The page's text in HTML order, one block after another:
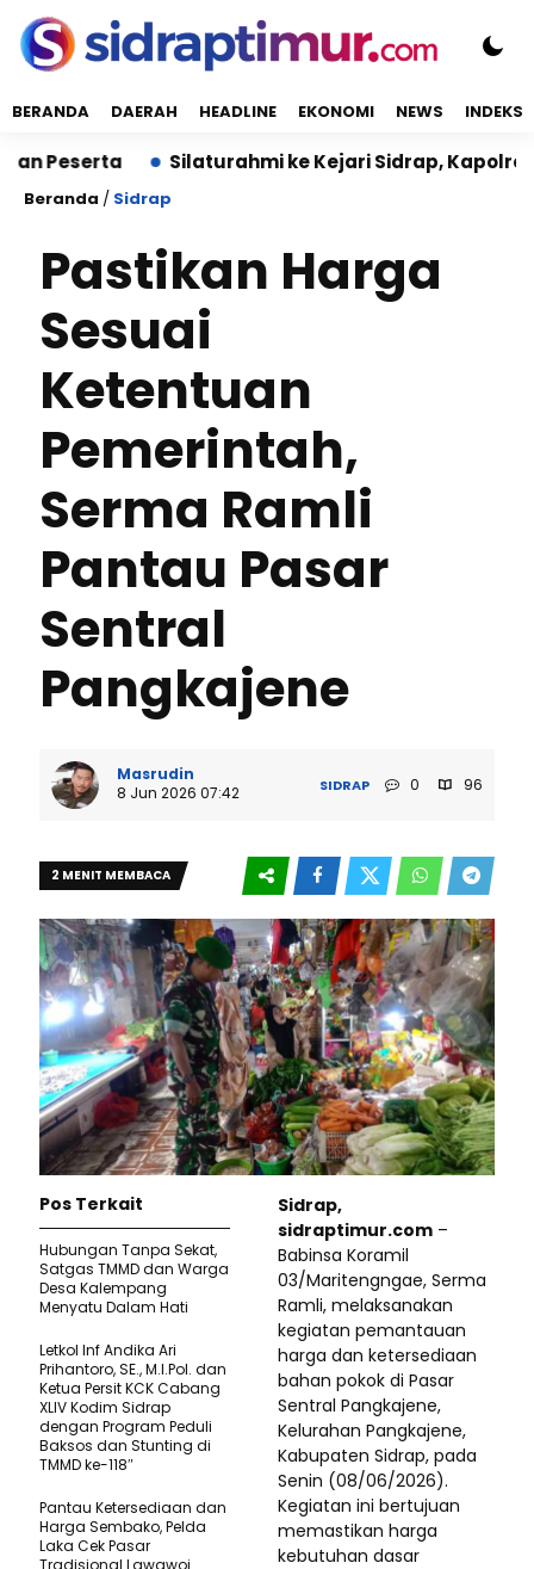
BERANDA DAERAH HEADLINE EKONOMI NEWS INDEKS
Silaturahmi ke Kejari Sidrap, Kapolres
Beranda / Sidrap
Pastikan Harga
Sesuai
Ketentuan
Pemerintah,
Serma Ramli
Pantau Pasar
Sentral
Pangkajene
Masrudin
8 Jun 2026 07:42
SIDRAP 0 96
2 MENIT MEMBACA
Sidrap,
sidraptimur.com –
Babinsa Koramil
03/Maritengngae, Serma
Ramli, melaksanakan
kegiatan pemantauan
harga dan ketersediaan
bahan pokok di Pasar
Sentral Pangkajene,
Kelurahan Pangkajene,
Kabupaten Sidrap, pada
Senin (08/06/2026).
Kegiatan ini bertujuan
memastikan harga
kebutuhan dasar
Pos Terkait
Hubungan Tanpa Sekat,
Satgas TMMD dan Warga
Desa Kalempang
Menyatu Dalam Hati
Letkol Inf Andika Ari
Prihantoro, SE., M.I.Pol. dan
Ketua Persit KCK Cabang
XLIV Kodim Sidrap
dengan Program Peduli
Baksos dan Stunting di
TMMD ke-118″
Pantau Ketersediaan dan
Harga Sembako, Pelda
Laka Cek Pasar
Tradisional Lawawoi